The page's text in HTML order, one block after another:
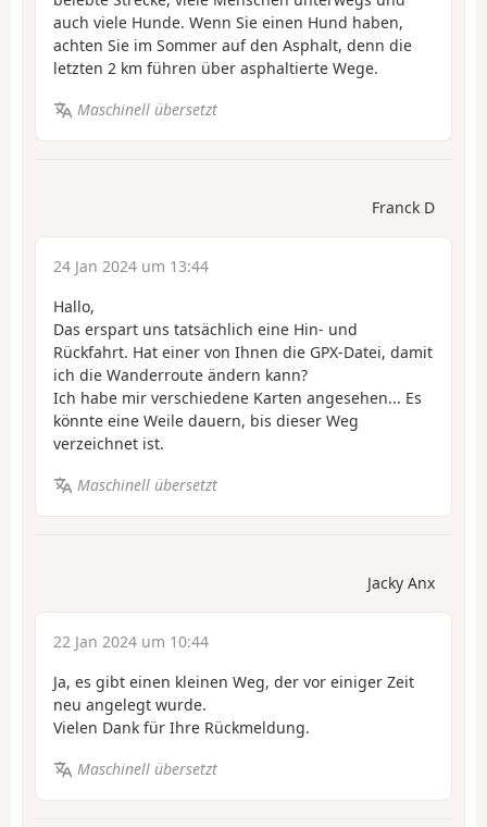
auch viele Hunde. Wenn Sie einen Hund haben,
achten Sie im Sommer auf den Asphalt, denn die
letzten 2 km führen über asphaltierte Wege.
Maschinell übersetzt
Franck D
24 Jan 2024 um 13:44
Hallo,
Das erspart uns tatsächlich eine Hin- und
Rückfahrt. Hat einer von Ihnen die GPX-Datei, damit
ich die Wanderroute ändern kann?
Ich habe mir verschiedene Karten angesehen... Es
könnte eine Weile dauern, bis dieser Weg
verzeichnet ist.
Maschinell übersetzt
Jacky Anx
22 Jan 2024 um 10:44
Ja, es gibt einen kleinen Weg, der vor einiger Zeit
neu angelegt wurde.
Vielen Dank für Ihre Rückmeldung.
Maschinell übersetzt